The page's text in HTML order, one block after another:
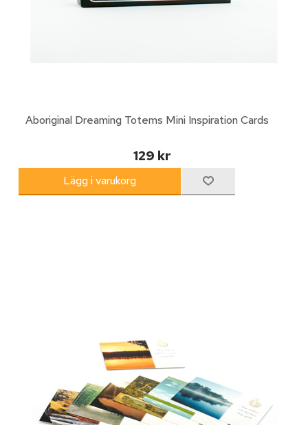
Aboriginal Dreaming Totems Mini Inspiration Cards
129 kr